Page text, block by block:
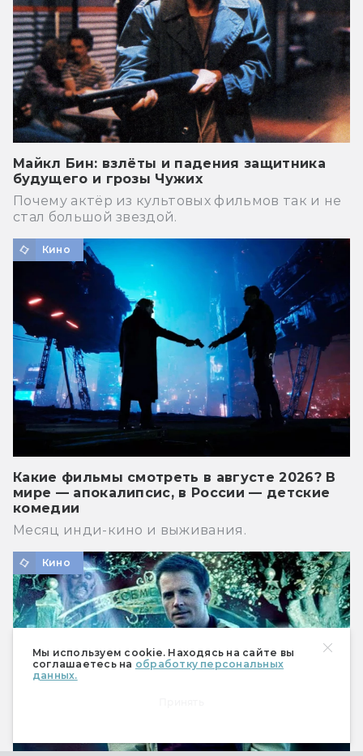
Мы используем cookie. Находясь на сайте вы
соглашаетесь на обработку персональных
данных.
Майкл Бин: взлёты и падения защитника
будущего и грозы Чужих
Почему актёр из культовых фильмов так и не
стал большой звездой.
Кино
Какие фильмы смотреть в августе 2026? В
мире — апокалипсис, в России — детские
комедии
Месяц инди-кино и выживания.
Кино